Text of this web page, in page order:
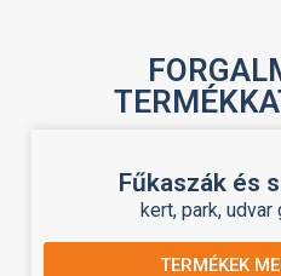
Fűkaszák és
kert, park,
TERMÉKEK